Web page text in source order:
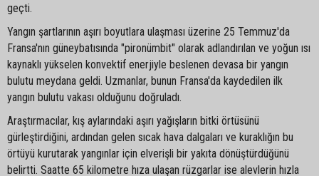
geçti.
Yangın şartlarının aşırı boyutlara ulaşması üzerine 25 Temmuz'da
Fransa'nın güneybatısında "pironümbit" olarak adlandırılan ve yoğun ısı
kaynaklı yükselen konvektif enerjiyle beslenen devasa bir yangın
bulutu meydana geldi. Uzmanlar, bunun Fransa'da kaydedilen ilk
yangın bulutu vakası olduğunu doğruladı.
Araştırmacılar, kış aylarındaki aşırı yağışların bitki örtüsünü
gürleştirdiğini, ardından gelen sıcak hava dalgaları ve kuraklığın bu
örtüyü kurutarak yangınlar için elverişli bir yakıta dönüştürdüğünü
belirtti. Saatte 65 kilometre hıza ulaşan rüzgarlar ise alevlerin hızla